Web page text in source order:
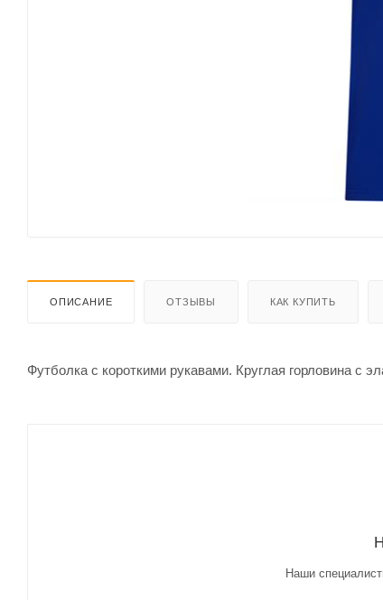
ОПИСАНИЕ ОТЗЫВЫ КАК КУПИТЬ
Футболка с короткими рукавами. Круглая горловина с
Наши